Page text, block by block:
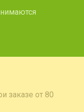
заказе от 80